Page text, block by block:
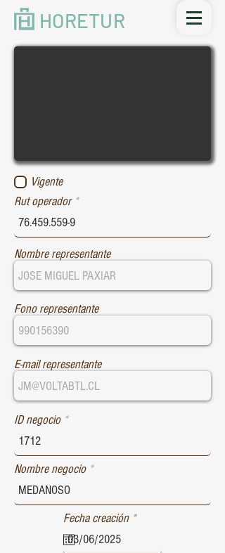
HORETUR
Vigente
Rut operador
Nombre representante
Fono representante
E-mail representante
ID negocio
Nombre negocio
Fecha creación *r